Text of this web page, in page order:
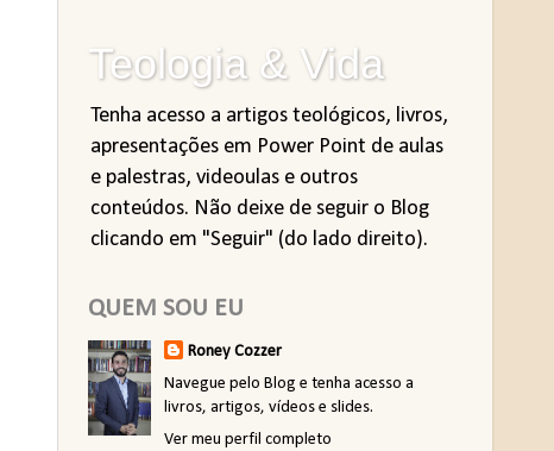
Teologia & Vida
Tenha acesso a artigos teológicos, livros,
apresentações em Power Point de aulas
e palestras, videoulas e outros
conteúdos. Não deixe de seguir o Blog
clicando em "Seguir" (do lado direito).
QUEM SOU EU
Roney Cozzer
Navegue pelo Blog e tenha acesso a
livros, artigos, vídeos e slides.
Ver meu perfil completo